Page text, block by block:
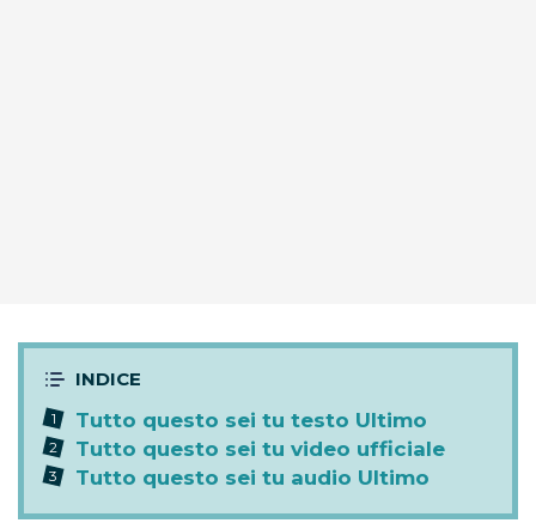
Tutto questo sei tu testo Ultimo
Tutto questo sei tu video ufficiale
Tutto questo sei tu audio Ultimo